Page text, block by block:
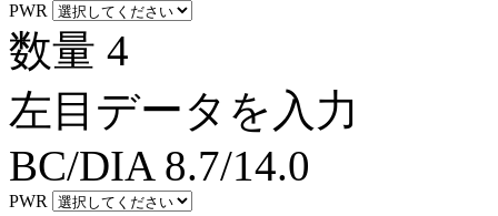
PWR
数量 4
左目データを入力
BC/DIA 8.7/14.0
PWR